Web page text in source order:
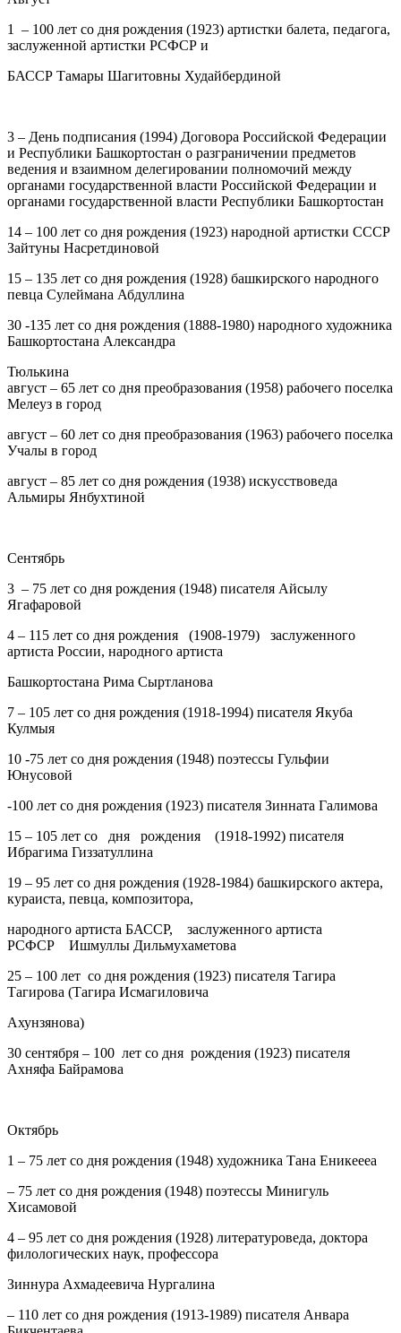
1
– 100 лет со дня рождения (1923) артистки балета, педагога,
заслуженной артистки РСФСР и
БАССР Тамары Шагитовны Худайбердиной
3 – День подписания (1994) Договора Российской Федерации
и Республики Башкортостан о разграничении предметов
ведения и взаимном делегировании полномочий между
органами государственной власти Российской Федерации и
органами государственной власти Республики Башкортостан
14 – 100 лет со дня рождения (1923) народной артистки СССР
Зайтуны Насретдиновой
15 – 135 лет со дня рождения (1928) башкирского народного
певца Сулеймана Абдуллина
30 -135 лет со дня рождения (1888-1980) народного художника
Башкортостана Александра
Тюлькина
август – 65 лет со дня преобразования (1958) рабочего поселка
Мелеуз в город
август – 60 лет со дня преобразования (1963) рабочего поселка
Учалы в город
август – 85 лет со дня рождения (1938) искусствоведа
Альмиры Янбухтиной
Сентябрь
3 – 75 лет со дня рождения (1948) писателя Айсылу
Ягафаровой
4 – 115 лет со дня рождения (1908-1979) заслуженного
артиста России, народного артиста
Башкортостана Рима Сыртланова
7 – 105 лет со дня рождения (1918-1994) писателя Якуба
Кулмыя
10 -75 лет со дня рождения (1948) поэтессы Гульфии
Юнусовой
-100 лет со дня рождения (1923) писателя Зинната Галимова
15 – 105 лет со дня рождения (1918-1992) писателя
Ибрагима Гиззатуллина
19 – 95 лет со дня рождения (1928-1984) башкирского актера,
кураиста, певца, композитора,
народного артиста БАССР, заслуженного артиста
РСФСР Ишмуллы Дильмухаметова
25 – 100 лет со дня рождения (1923) писателя Тагира
Тагирова (Тагира Исмагиловича
Ахунзянова)
30 сентября – 100 лет со дня рождения (1923) писателя
Ахняфа Байрамова
Октябрь
1 – 75 лет со дня рождения (1948) художника Тана Еникеееа
– 75 лет со дня рождения (1948) поэтессы Минигуль
Хисамовой
4 – 95 лет со дня рождения (1928) литературоведа, доктора
филологических наук, профессора
Зиннура Ахмадеевича Нургалина
– 110 лет со дня рождения (1913-1989) писателя Анвара